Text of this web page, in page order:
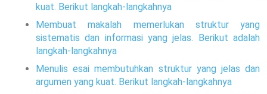
kuat. Berikut langkah-langkahnya
Membuat makalah memerlukan struktur yang
sistematis dan informasi yang jelas. Berikut adalah
langkah-langkahnya
Menulis esai membutuhkan struktur yang jelas dan
argumen yang kuat. Berikut langkah-langkahnya